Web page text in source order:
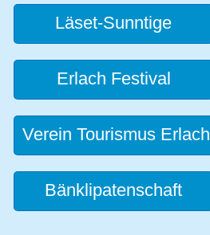
Läset-Sunntige
Erlach Festival
Verein Tourismus Erlach
Bänklipatenschaft